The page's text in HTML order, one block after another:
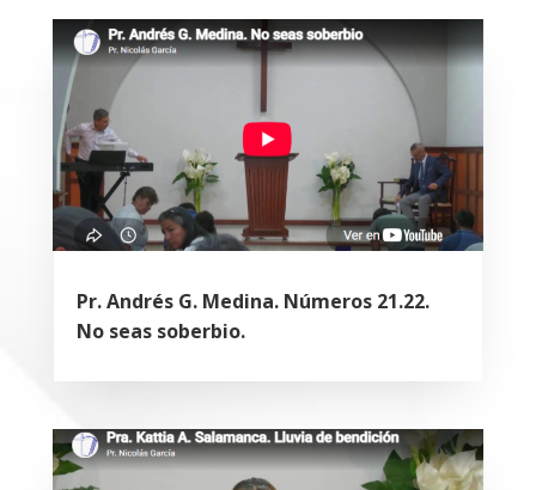
Pr. Andrés G. Medina. Números 21.22.
No seas soberbio.